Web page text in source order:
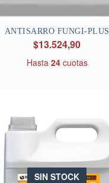
ANTISARRO FUNGI-PLUS
$13.524,90
Hasta 24cuotas
SIN STOCK